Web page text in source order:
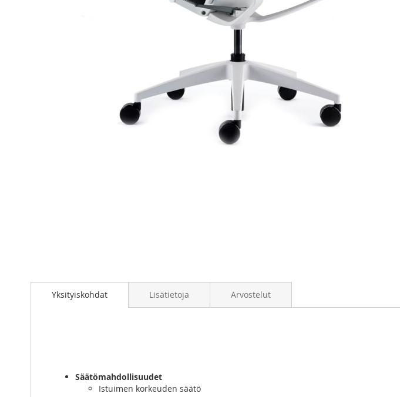
Yksityiskohdat
Säätömahdollisuudet
Istuimen korkeuden säätö
Lisätietoja Arvostelut